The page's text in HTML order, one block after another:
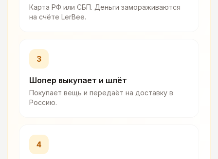
Карта РФ или СБП. Деньги замораживаются
на счёте LerBee.
3
Шопер выкупает и шлёт
Покупает вещь и передаёт на доставку в
Россию.
4